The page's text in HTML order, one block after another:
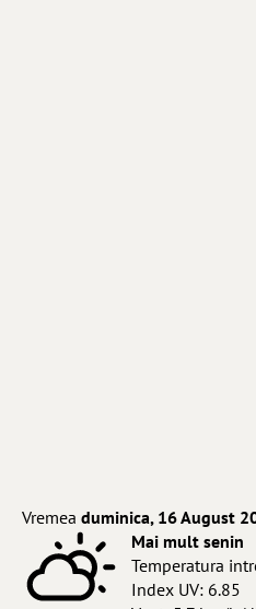
Vremea duminica, 16 August
Mai mult senin
Temperatura
Index UV: 6.85